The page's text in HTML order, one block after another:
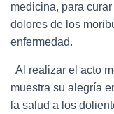
medicina, para
dolores de los
enfermedad.
Al realizar el acto
muestra su alegría
la salud a los